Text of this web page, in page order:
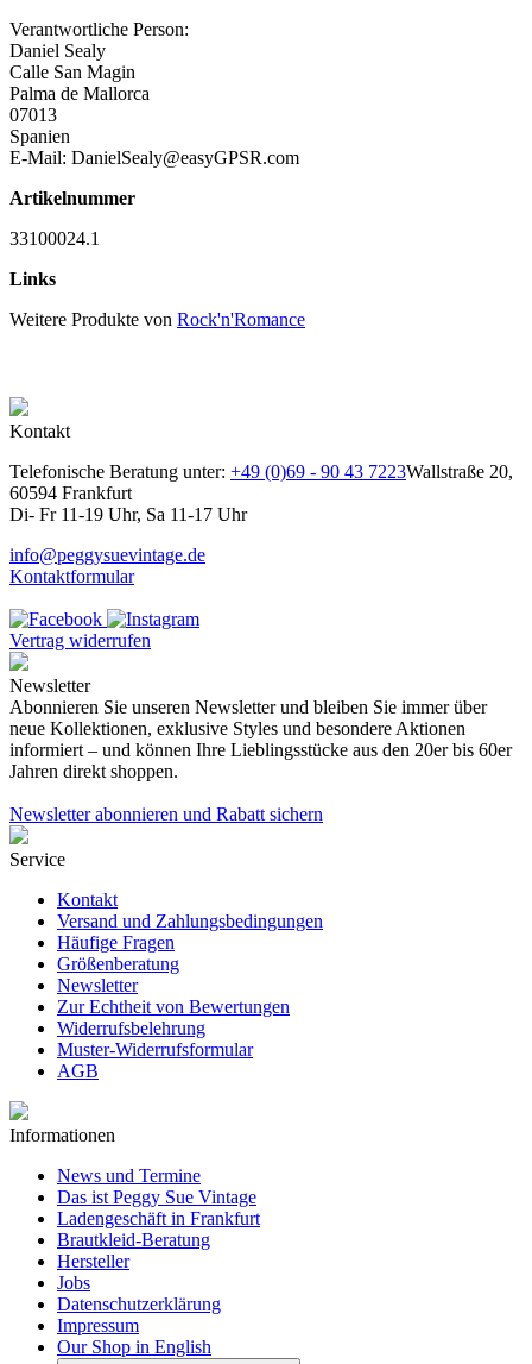
Verantwortliche Person:
Daniel Sealy
Calle San Magin
Palma de Mallorca
07013
Spanien
E-Mail: DanielSealy@easyGPSR.com
Artikelnummer
33100024.1
Links
Weitere Produkte von Rock'n'Romance
Kontakt
Telefonische Beratung unter: +49 (0)69 - 90 43 7223Wallstraße 20,
60594 Frankfurt
Di- Fr 11-19 Uhr, Sa 11-17 Uhr
info@peggysuevintage.de
Kontaktformular
Vertrag widerrufen
Newsletter
Abonnieren Sie unseren Newsletter und bleiben Sie immer über
neue Kollektionen, exklusive Styles und besondere Aktionen
informiert – und können Ihre Lieblingsstücke aus den 20er bis 60er
Jahren direkt shoppen.
Newsletter abonnieren und Rabatt sichern
Service
Kontakt
Versand und Zahlungsbedingungen
Häufige Fragen
Größenberatung
Newsletter
Zur Echtheit von Bewertungen
Widerrufsbelehrung
Muster-Widerrufsformular
AGB
Informationen
News und Termine
Das ist Peggy Sue Vintage
Ladengeschäft in Frankfurt
Brautkleid-Beratung
Hersteller
Jobs
Datenschutzerklärung
Impressum
Our Shop in English